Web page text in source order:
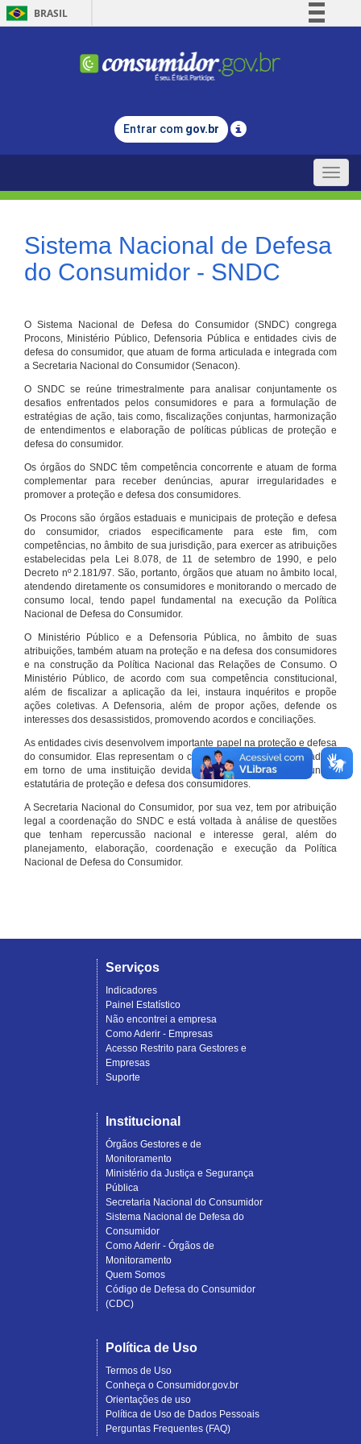
BRASIL
Comunica BR
Legislação
Entrar com gov.br
Toggle
Sistema Nacional de Defesa
do Consumidor - SNDC
O Sistema Nacional de Defesa do Consumidor (SNDC) congrega
Procons, Ministério Público, Defensoria Pública e entidades civis de
defesa do consumidor, que atuam de forma articulada e integrada com
a Secretaria Nacional do Consumidor (Senacon).
O SNDC se reúne trimestralmente para analisar conjuntamente os
desafios enfrentados pelos consumidores e para a formulação de
estratégias de ação, tais como, fiscalizações conjuntas, harmonização
de entendimentos e elaboração de políticas públicas de proteção e
defesa do consumidor.
Os órgãos do SNDC têm competência concorrente e atuam de forma
complementar para receber denúncias, apurar irregularidades e
promover a proteção e defesa dos consumidores.
Os Procons são órgãos estaduais e municipais de proteção e defesa
do consumidor, criados especificamente para este fim, com
competências, no âmbito de sua jurisdição, para exercer as atribuições
estabelecidas pela Lei 8.078, de 11 de setembro de 1990, e pelo
Decreto nº 2.181/97. São, portanto, órgãos que atuam no âmbito local,
atendendo diretamente os consumidores e monitorando o mercado de
consumo local, tendo papel fundamental na execução da Política
Nacional de Defesa do Consumidor.
O Ministério Público e a Defensoria Pública, no âmbito de suas
atribuições, também atuam na proteção e na defesa dos consumidores
e na construção da Política Nacional das Relações de Consumo. O
Ministério Público, de acordo com sua competência constitucional,
além de fiscalizar a aplicação da lei, instaura inquéritos e propõe
ações coletivas. A Defensoria, além de propor ações, defende os
interesses dos desassistidos, promovendo acordos e conciliações.
As entidades civis desenvolvem importante papel na proteção e defesa
do consumidor. Elas representam o conjunto organizado de cidadãos
em torno de uma instituição devidamente registrada e com função
estatutária de proteção e defesa dos consumidores.
A Secretaria Nacional do Consumidor, por sua vez, tem por atribuição
legal a coordenação do SNDC e está voltada à análise de questões
que tenham repercussão nacional e interesse geral, além do
planejamento, elaboração, coordenação e execução da Política
Nacional de Defesa do Consumidor.
Serviços
Indicadores
Painel Estatístico
Não encontrei a empresa
Como Aderir - Empresas
Acesso Restrito para Gestores e
Empresas
Suporte
Institucional
Órgãos Gestores e de
Monitoramento
Ministério da Justiça e Segurança
Pública
Secretaria Nacional do Consumidor
Sistema Nacional de Defesa do
Consumidor
Como Aderir - Órgãos de
Monitoramento
Quem Somos
Código de Defesa do Consumidor
(CDC)
Política de Uso
Termos de Uso
Conheça o Consumidor.gov.br
Orientações de uso
Política de Uso de Dados Pessoais
Perguntas Frequentes (FAQ)